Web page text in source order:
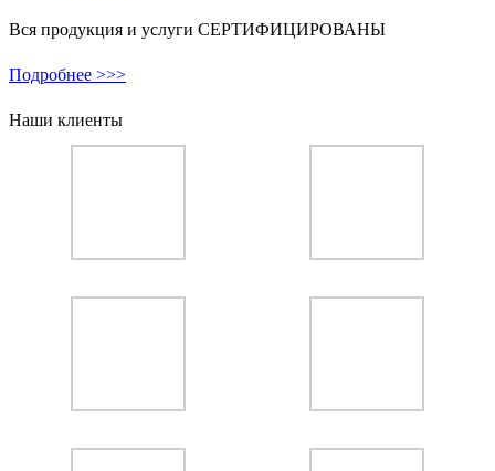
Вся продукция и услуги СЕРТИФИЦИРОВАНЫ
Подробнее >>>
Наши клиенты